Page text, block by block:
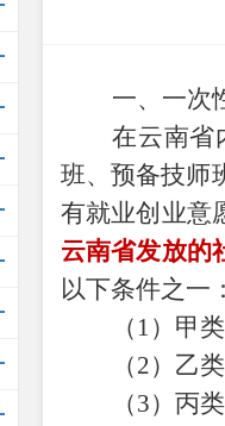
一、 一次
在云南省
班、预备技师
有就业创业意
云南省发放的
以下条件之一
（ 1）甲
（2）乙
（3）丙